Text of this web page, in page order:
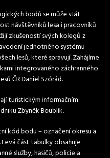
bodů se může stát
návštěvníků lesa i pracovníků
zkušeností svých kolegů z
jednotného systému
lesů, které spravují. Zahájíme
integrovaného záchranného
ČR Daniel Szórád.
turistickým informačním
Zbyněk Boublík.
kód bodu – označení okresu a
část tabulky obsahuje
služby, hasičů, policie a